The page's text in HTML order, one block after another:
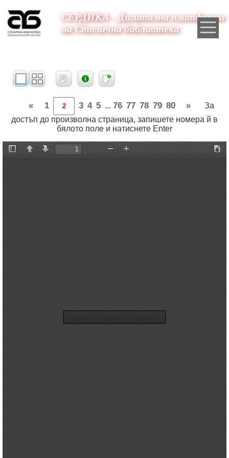
СЕРДИКА - Дигитална платформа
на Столична библиотека
« 1 3 4 5 ... 76 77 78 79 80 »
За
достъп до произволна страница, запишете номера й в
бялото поле и натиснете Enter